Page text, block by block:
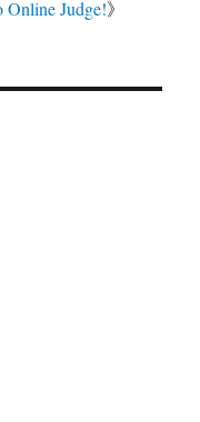
Judge!》